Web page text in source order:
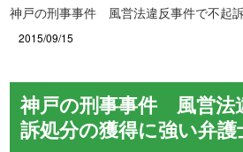
神戸の刑事事件 風営法違反事件で不起
2015/09/15
神戸の刑事事件 風営法
訴処分の獲得に強い弁護